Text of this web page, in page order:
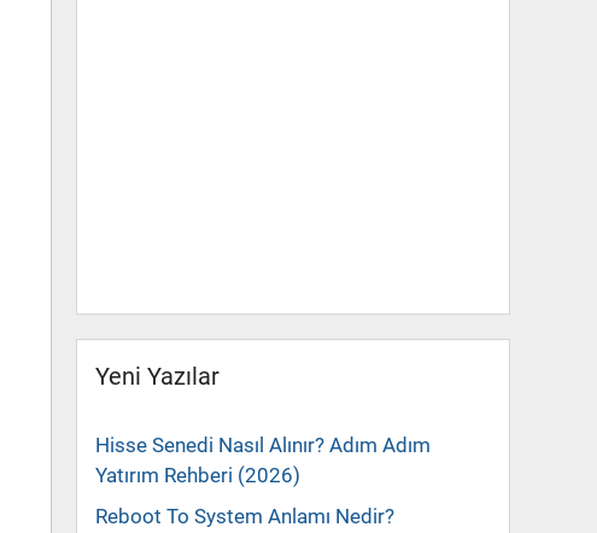
Yeni Yazılar
Hisse Senedi Nasıl Alınır? Adım Adım
Yatırım Rehberi (2026)
Reboot To System Anlamı Nedir?